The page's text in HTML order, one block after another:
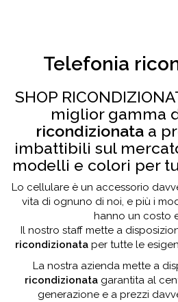
Telefonia
SHOP
miglior gamma
ricondizionata a
imbattibili sul
modelli e colori per
Lo cellulare è un accessorio
vita di ognuno di noi, e più i
hanno un costo
Il nostro staff mette a
ricondizionata per tutte le
La nostra azienda mette a
ricondizionata garantita al
generazione e a prezzi